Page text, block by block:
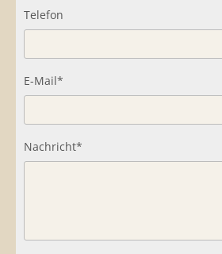
Telefon
E-Mail*
Nachricht*